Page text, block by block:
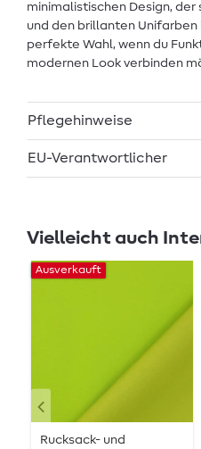
minimalistischen Design,
und den brillanten Unifarben
perfekte Wahl, wenn du
modernen Look verbinden
Pflegehinweise
EU-Verantwortlicher
Vielleicht auch
Ausverkauft
Rucksack- und